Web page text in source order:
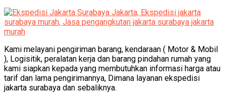
Kami melayani pengiriman barang, kendaraan ( Motor & Mobil
), Logisitik, peralatan kerja dan barang pindahan rumah yang
kami siapkan kepada yang membutuhkan informasi harga atau
tarif dan lama pengirimannya, Dimana layanan ekspedisi
jakarta surabaya dan sebaliknya.